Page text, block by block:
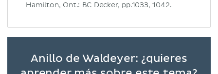
Hamilton, Ont.: BC Decker, pp.1033, 1042.
Anillo de Waldeyer: ¿quieres